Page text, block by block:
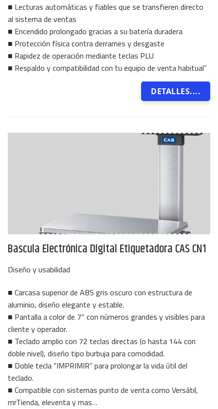
■ Lecturas automáticas y fiables que se transfieren directo
al sistema de ventas
■ Encendido prolongado gracias a su batería duradera
■ Protección física contra derrames y desgaste
■ Rapidez de operación mediante teclas PLU
■ Respaldo y compatibilidad con tu equipo de venta habitual”
DETALLES....
Bascula Electrónica Digital Etiquetadora CAS CN1
Diseño y usabilidad
■ Carcasa superior de ABS gris oscuro con estructura de
aluminio, diseño elegante y estable.
■ Pantalla a color de 7″ con números grandes y visibles para
cliente y operador.
■ Teclado amplio con 72 teclas directas (o hasta 144 con
doble nivel), diseño tipo burbuja para comodidad.
■ Doble tecla “IMPRIMIR” para prolongar la vida útil del
teclado.
■ Compatible con sistemas punto de venta como Versátil,
mrTienda, eleventa y mas…